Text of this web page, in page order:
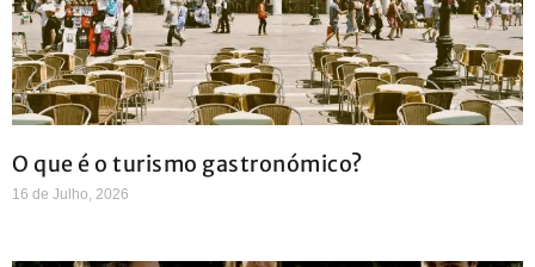
O que é o turismo gastronómico?
16 de Julho, 2026